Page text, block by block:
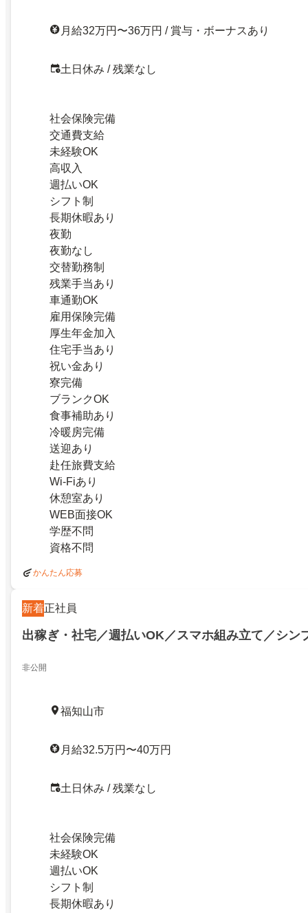
月給32万円〜36万円 / 賞与・ボーナスあり
土日休み / 残業なし
社会保険完備
交通費支給
未経験OK
高収入
週払いOK
シフト制
長期休暇あり
夜勤
夜勤なし
交替勤務制
残業手当あり
車通勤OK
雇用保険完備
厚生年金加入
住宅手当あり
祝い金あり
寮完備
ブランクOK
食事補助あり
冷暖房完備
送迎あり
赴任旅費支給
Wi-Fiあり
休憩室あり
WEB面接OK
学歴不問
資格不問
かんたん応募
新着正社員
出稼ぎ・社宅／週払いOK／スマホ組み立て／シン
非公開
福知山市
月給32.5万円〜40万円
土日休み / 残業なし
社会保険完備
未経験OK
週払いOK
シフト制
長期休暇あり